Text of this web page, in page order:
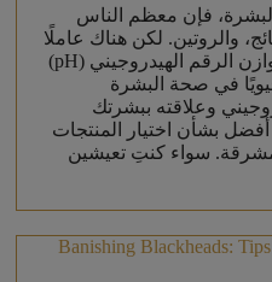
بالبشرة، فإن معظم الناس
والروتين. لكن هناك عاملًا
مهمًا يُغفل عنه كثيرًا، وهو توازن الرقم الهيدروجيني (pH)
في صحة البشرة
وعلاقته ببشرتك
بشأن اختيار المنتجات
سواء كنتِ تعيشين